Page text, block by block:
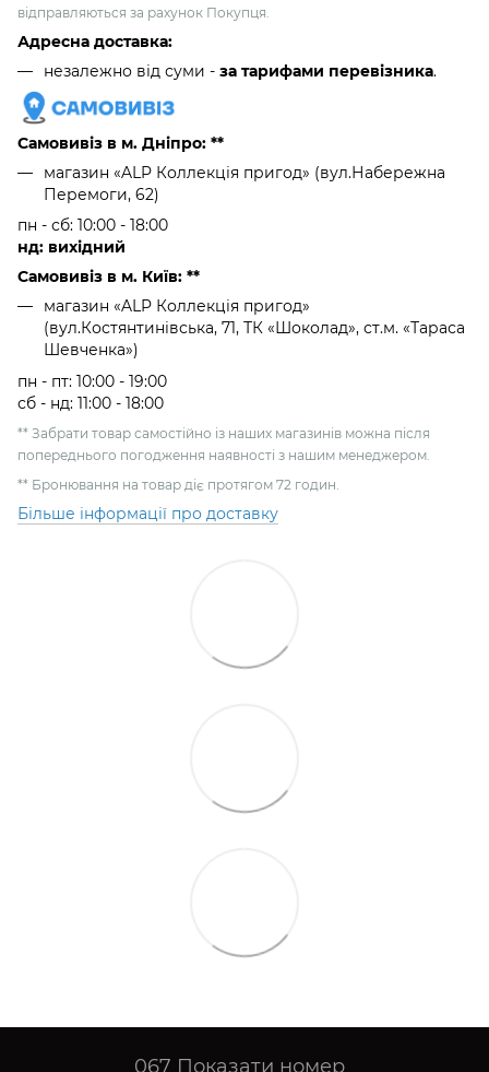
відправляються за рахунок Покупця.
Адресна доставка:
незалежно від суми - за тарифами перевізника.
Самовивіз в м. Дніпро: **
магазин «ALP Коллекція пригод» (вул.Набережна
Перемоги, 62)
пн - сб: 10:00 - 18:00
нд: вихідний
Самовивіз в м. Київ: **
магазин «ALP Коллекція пригод»
(вул.Костянтинівська, 71, ТК «Шоколад», ст.м. «Тараса
Шевченка»)
пн - пт: 10:00 - 19:00
сб - нд: 11:00 - 18:00
** Забрати товар самостійно із наших магазинів можна після
попереднього погодження наявності з нашим менеджером.
** Бронювання на товар діє протягом 72 годин.
Більше інформації про доставку
067 Показати номер